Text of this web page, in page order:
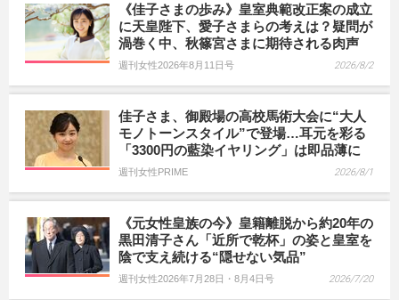
《佳子さまの歩み》皇室典範改正案の成立
に天皇陛下、愛子さまらの考えは？疑問が
渦巻く中、秋篠宮さまに期待される肉声
週刊女性2026年8月11日号 2026/8/2
佳子さま、御殿場の高校馬術大会に“大人
モノトーンスタイル”で登場…耳元を彩る
「3300円の藍染イヤリング」は即品薄に
週刊女性PRIME 2026/8/1
《元女性皇族の今》皇籍離脱から約20年の
黒田清子さん「近所で乾杯」の姿と皇室を
陰で支え続ける“隠せない気品”
週刊女性2026年7月28日・8月4日号 2026/7/20